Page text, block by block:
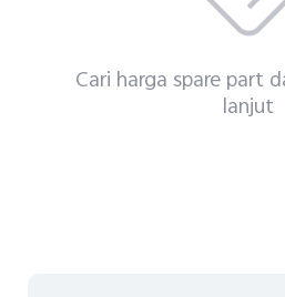
Cari harga spare part
lanjut